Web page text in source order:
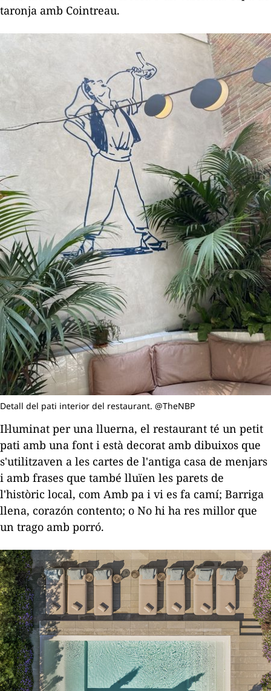
taronja amb Cointreau.
Detall del pati interior del restaurant. @TheNBP
Il·luminat per una lluerna, el restaurant té un petit
pati amb una font i està decorat amb dibuixos que
s'utilitzaven a les cartes de l'antiga casa de menjars
i amb frases que també lluïen les parets de
l'històric local, com Amb pa i vi es fa camí; Barriga
llena, corazón contento; o No hi ha res millor que
un trago amb porró.